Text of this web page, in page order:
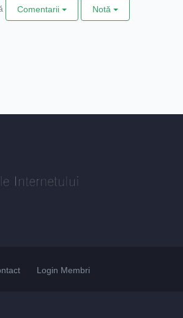
Comentarii Notă
Login Membri